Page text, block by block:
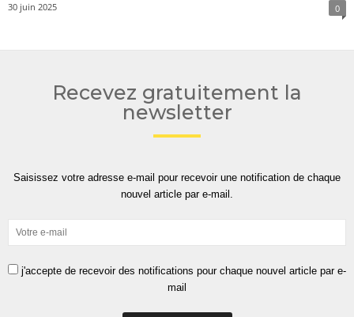
30 juin 2025 0
Recevez gratuitement la
newsletter
Saisissez votre adresse e-mail pour recevoir une notification de chaque
nouvel article par e-mail.
j'accepte de recevoir des notifications pour chaque nouvel article par e-
mail